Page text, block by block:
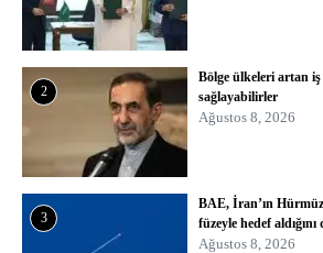
2
Bölge ülkeleri artan
sağlayabilirler
Ağustos 8, 2026
3
BAE, İran’ın
füzeyle hedef
Ağustos 8, 2026